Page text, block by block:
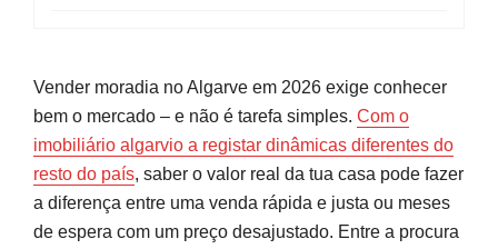
Referências de Preço por Metro Quadrado no
Algarve
Ferramentas e Comparativos para Avaliar o
Preço da Tua Moradia
Vender moradia no Algarve em 2026 exige conhecer
bem o mercado – e não é tarefa simples. Com o
imobiliário algarvio a registar dinâmicas diferentes do
resto do país, saber o valor real da tua casa pode fazer
a diferença entre uma venda rápida e justa ou meses
de espera com um preço desajustado. Entre a procura